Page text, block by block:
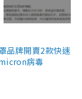
品牌開賣2款快速
病毒